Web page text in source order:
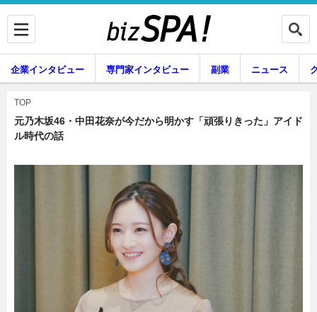
グルメ
企業インタビュー 専門家インタビュー 副業 ニュース
暮らし
TOP
元乃木坂46・中田花奈が今だから明かす「頑張りきった」アイド
ル時代の話